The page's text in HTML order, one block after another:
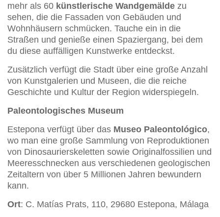
mehr als 60 künstlerische Wandgemälde zu
sehen, die die Fassaden von Gebäuden und
Wohnhäusern schmücken. Tauche ein in die
Straßen und genieße einen Spaziergang, bei dem
du diese auffälligen Kunstwerke entdeckst.
Zusätzlich verfügt die Stadt über eine große Anzahl
von Kunstgalerien und Museen, die die reiche
Geschichte und Kultur der Region widerspiegeln.
Paleontologisches Museum
Estepona verfügt über das Museo Paleontológico,
wo man eine große Sammlung von Reproduktionen
von Dinosaurierskeletten sowie Originalfossilien und
Meeresschnecken aus verschiedenen geologischen
Zeitaltern von über 5 Millionen Jahren bewundern
kann.
Ort: C. Matías Prats, 110, 29680 Estepona, Málaga